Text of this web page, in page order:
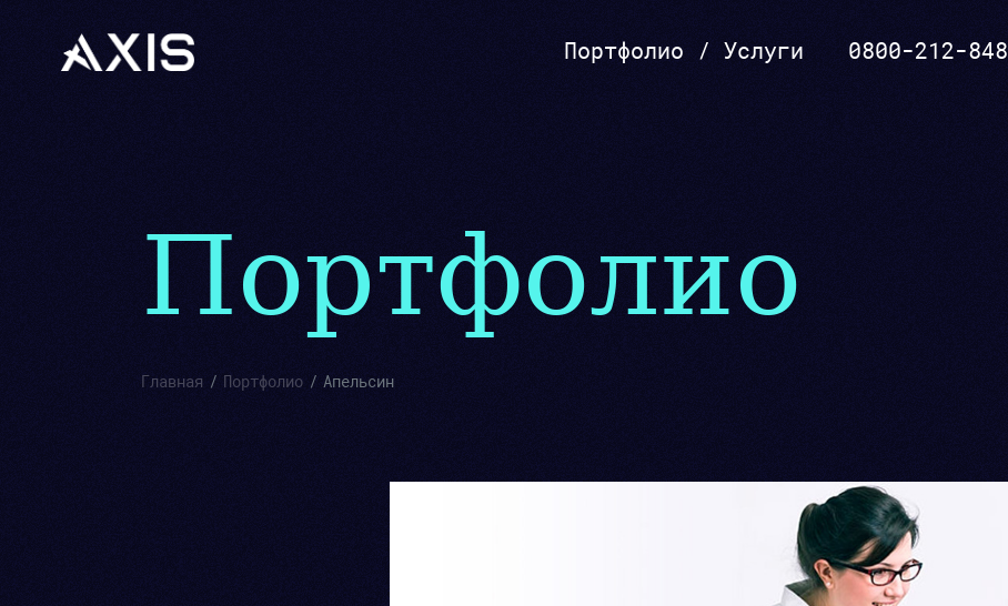
Портфолио / Услуги 0800-212-848
Портфолио
Главная Портфолио Апельсин